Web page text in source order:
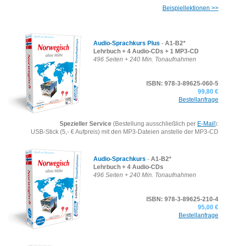
Beispiellektionen >>
Audio-Sprachkurs Plus - A1-B2*
Lehrbuch + 4 Audio-CDs + 1 MP3-CD
496 Seiten + 240 Min. Tonaufnahmen
ISBN: 978-3-89625-060-5
99,80 €
Bestellanfrage
Spezieller Service (Bestellung ausschließlich per E-Mail):
USB-Stick (5,- € Aufpreis) mit den MP3-Dateien anstelle der MP3-CD
Audio-Sprachkurs - A1-B2*
Lehrbuch + 4 Audio-CDs
496 Seiten + 240 Min. Tonaufnahmen
ISBN: 978-3-89625-210-4
95,00 €
Bestellanfrage